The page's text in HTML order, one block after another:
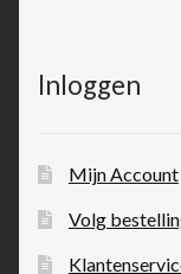
Inloggen
Mijn Account
Volg